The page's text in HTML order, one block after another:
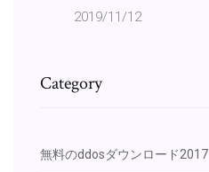
2019/11/12
Category
無料のddosダウンロード2017